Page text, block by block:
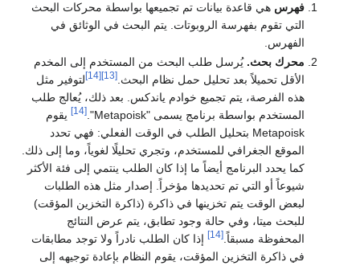
فهرس هي قاعدة بيانات تم تجميعها بواسطة محركات البحث
التي تقوم بفهرسة الروبوتات. يتم البحث في الوثائق في
الفهرس.
محرك بحث. يُرسل طلب البحث من المستخدم إلى المخدم
الأقل تحميلاً بعد تحليل حمل نظام البحث. [13]
[14]
لتوفير مثل
هذه الفرصة، يتم تجميع خوادم ياندكس. بعد ذلك، يُعالج طلب
المستخدم بواسطة برنامج يسمى "Metapoisk".
[14]
يقوم
Metapoisk بتحليل الطلب في الوقت الفعلي: فهي تحدد
الموقع الجغرافي للمستخدم، وتجري تحليلًا لغوياً، وما إلى ذلك.
كما يحدد البرنامج أيضاً ما إذا كان الطلب ينتمي إلى فئة الأكثر
شيوعاً أو التي تم تحديدها مؤخراً. إصدار مثل هذه الطلبات
لبعض الوقت يتم تخزينها في ذاكرة (ذاكرة التخزين المؤقت)
للبحث ميتا، وفي حالة وجود تطابق، يتم عرض النتائج
المحفوظة مسبقاً. [14]
إذا كان الطلب نادراً ولا توجد مطابقات
في ذاكرة التخزين المؤقت، يقوم النظام بإعادة توجيهه إلى